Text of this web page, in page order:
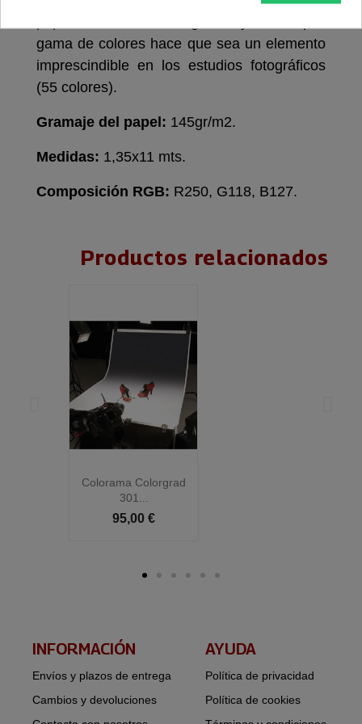
gama de colores hace que sea un elemento
imprescindible en los estudios fotográficos
(55 colores).
Gramaje del papel: 145gr/m2.
Medidas: 1,35x11 mts.
Composición RGB: R250, G118, B127.
Productos relacionados
Colorama Colorgrad
301...
95,00 €
INFORMACIÓN​
Envíos y plazos de entrega
Cambios y devoluciones
AYUDA
Política de privacidad
Política de cookies